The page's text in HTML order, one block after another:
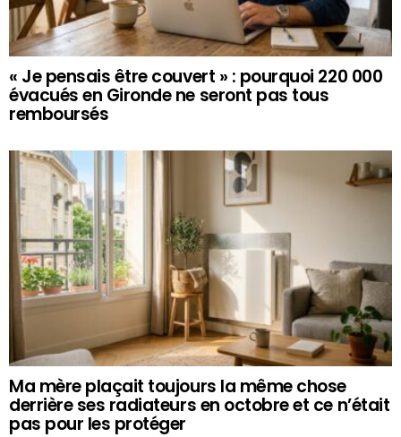
« Je pensais être couvert » : pourquoi 220 000
évacués en Gironde ne seront pas tous
remboursés
Ma mère plaçait toujours la même chose
derrière ses radiateurs en octobre et ce n’était
pas pour les protéger